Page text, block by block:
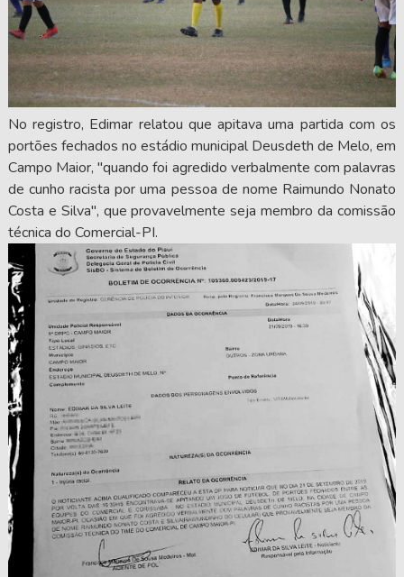
No registro, Edimar relatou que apitava uma partida com os
portões fechados no estádio municipal Deusdeth de Melo, em
Campo Maior, "quando foi agredido verbalmente com palavras
de cunho racista por uma pessoa de nome Raimundo Nonato
Costa e Silva", que provavelmente seja membro da comissão
técnica do Comercial-PI.